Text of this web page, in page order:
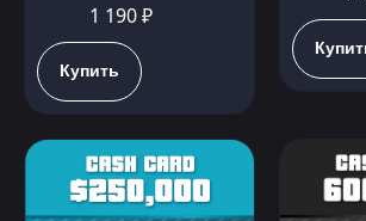
1 190 ₽
Купить